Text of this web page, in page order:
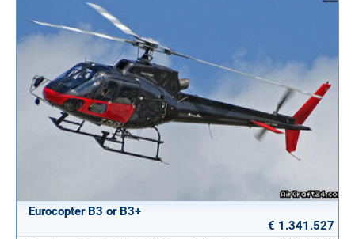
Eurocopter B3 or B3+
€ 1.341.527